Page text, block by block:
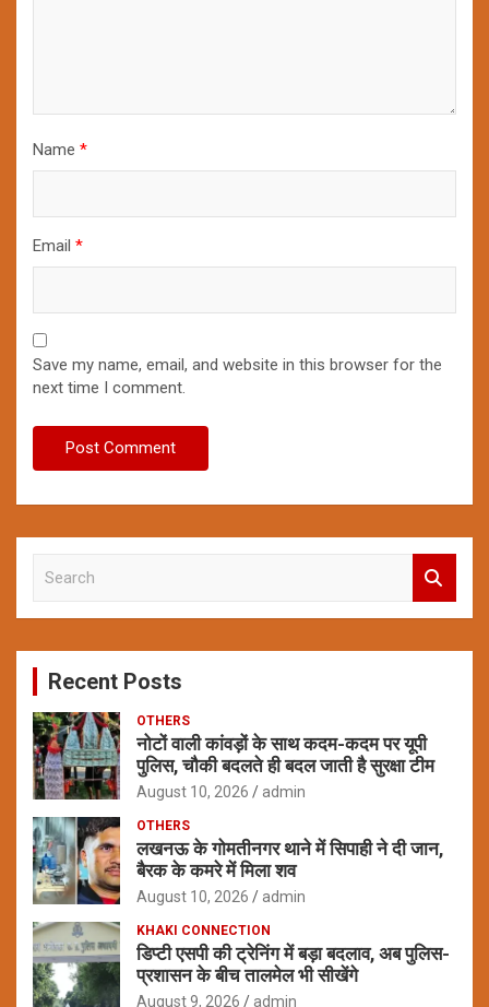
Name *
Email *
Save my name, email, and website in this browser for the
next time I comment.
c
Recent Posts
OTHERS
नोटों वाली कांवड़ों के साथ कदम-कदम पर यूपी
पुलिस, चौकी बदलते ही बदल जाती है सुरक्षा टीम
August 10, 2026 admin
OTHERS
लखनऊ के गोमतीनगर थाने में सिपाही ने दी जान,
बैरक के कमरे में मिला शव
August 10, 2026 admin
KHAKI CONNECTION
डिप्टी एसपी की ट्रेनिंग में बड़ा बदलाव, अब पुलिस-
प्रशासन के बीच तालमेल भी सीखेंगे
August 9, 2026 admin